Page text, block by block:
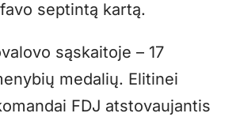
septintą kartą.
sąskaitoje – 17
medalių. Elitinei
FDJ atstovaujantis